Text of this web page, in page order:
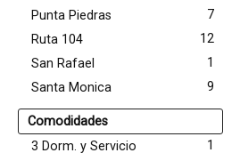
Punta Piedras
7
Ruta 104
12
San Rafael
1
Santa Monica
9
Comodidades
3 Dorm. y Servicio
1